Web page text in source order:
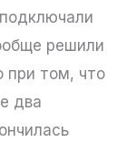
решили
при том, что
два